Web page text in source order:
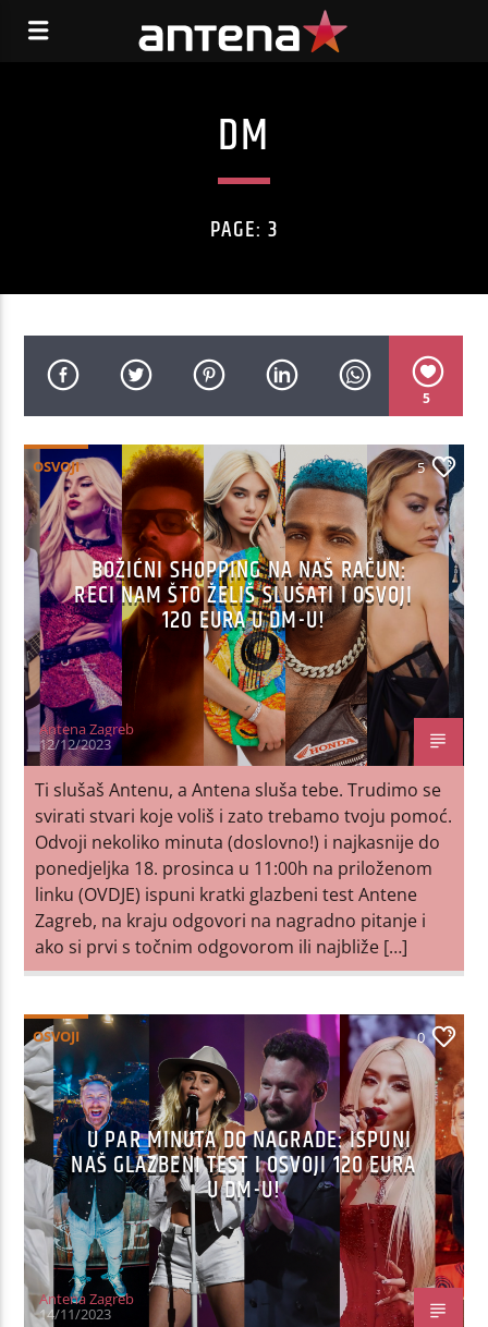
DM
PAGE: 3
5
OSVOJI 5
BOŽIĆNI SHOPPING NA NAŠ RAČUN:
RECI NAM ŠTO ŽELIŠ SLUŠATI I OSVOJI
120 EURA U DM-U!
Antena Zagreb
12/12/2023
Ti slušaš Antenu, a Antena sluša tebe. Trudimo se
svirati stvari koje voliš i zato trebamo tvoju pomoć.
Odvoji nekoliko minuta (doslovno!) i najkasnije do
ponedjeljka 18. prosinca u 11:00h na priloženom
linku (OVDJE) ispuni kratki glazbeni test Antene
Zagreb, na kraju odgovori na nagradno pitanje i
ako si prvi s točnim odgovorom ili najbliže […]
OSVOJI 0
U PAR MINUTA DO NAGRADE: ISPUNI
NAŠ GLAZBENI TEST I OSVOJI 120 EURA
U DM-U!
Antena Zagreb
14/11/2023